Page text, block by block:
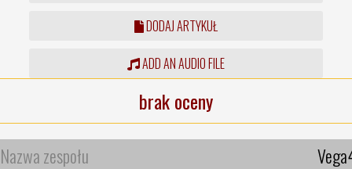
DODAJ ARTYKUŁ
ADD AN AUDIO FILE
brak oceny
Nazwa zespołu